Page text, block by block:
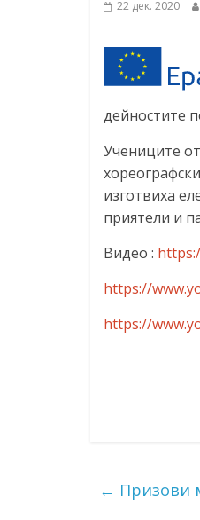
22 дек. 2020
дейностите
Учениците
изготвиха
приятели и
Видео :
https://
https://
← Призови